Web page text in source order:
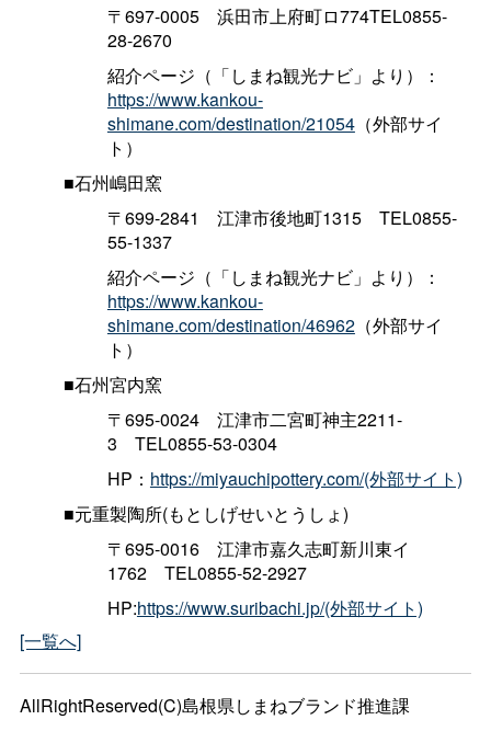
〒697-0005 浜田市上府町ロ774TEL0855-
28-2670
紹介ページ（「しまね観光ナビ」より）：
https://www.kankou-
shimane.com/destination/21054（外部サイ
ト）
■石州嶋田窯
〒699-2841 江津市後地町1315 TEL0855-
55-1337
紹介ページ（「しまね観光ナビ」より）：
https://www.kankou-
shimane.com/destination/46962（外部サイ
ト）
■石州宮内窯
〒695-0024 江津市二宮町神主2211-
3 TEL0855-53-0304
HP： https://miyauchipottery.com/(外部サイト)
■元重製陶所(もとしげせいとうしょ)
〒695-0016 江津市嘉久志町新川東イ
1762 TEL0855-52-2927
HP:https://www.suribachi.jp/(外部サイト)
[一覧へ]
AllRightReserved(C)島根県しまねブランド推進課